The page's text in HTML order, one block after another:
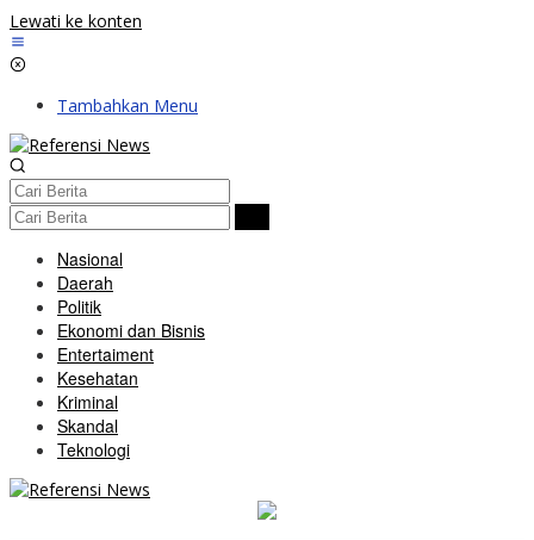
Lewati ke konten
Tambahkan Menu
Nasional
Daerah
Politik
Ekonomi dan Bisnis
Entertaiment
Kesehatan
Kriminal
Skandal
Teknologi